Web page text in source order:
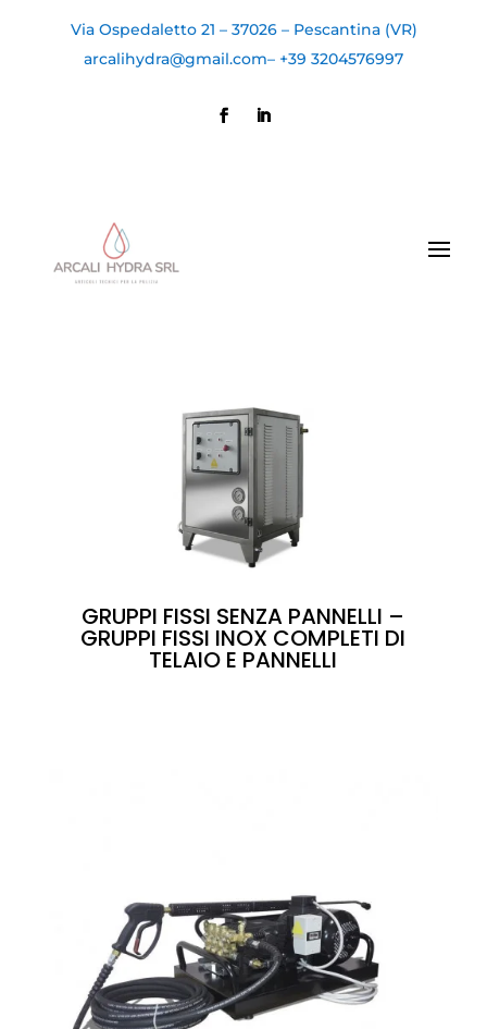
Via Ospedaletto 21 – 37026 – Pescantina (VR)
arcalihydra@gmail.com– +39 3204576997
GRUPPI FISSI SENZA PANNELLI –
GRUPPI FISSI INOX COMPLETI DI
TELAIO E PANNELLI